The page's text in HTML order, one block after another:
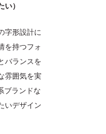
い）
字形設計に
を持つフォ
バランスを
雰囲気を実
ブランドな
いデザイン